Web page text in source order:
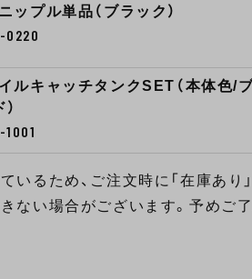
ップル単品（ブラック）
0220
ルキャッチタンクSET（本体色/
いるため、ご注文時に「在庫あり
ない場合がございます。予めご了